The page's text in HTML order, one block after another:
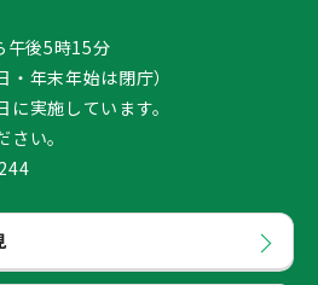
後5時15分
・年末年始は閉庁）
実施しています。
さい。